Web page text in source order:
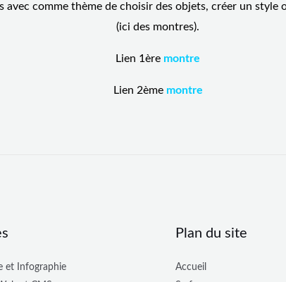
comme thème de choisir des objets, créer un style
(ici des montres).
Lien 1ère montre
Lien 2ème montre
et Infographie
Plan du site
Accueil